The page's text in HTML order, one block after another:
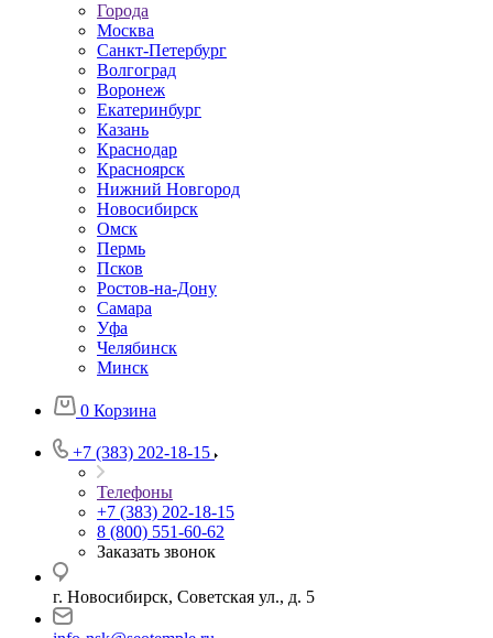
Города
Москва
Санкт-Петербург
Волгоград
Воронеж
Екатеринбург
Казань
Краснодар
Красноярск
Нижний Новгород
Новосибирск
Омск
Пермь
Псков
Ростов-на-Дону
Самара
Уфа
Челябинск
Минск
0 Корзина
+7 (383) 202-18-15
Телефоны
+7 (383) 202-18-15
8 (800) 551-60-62
Заказать звонок
г. Новосибирск, Советская ул., д. 5